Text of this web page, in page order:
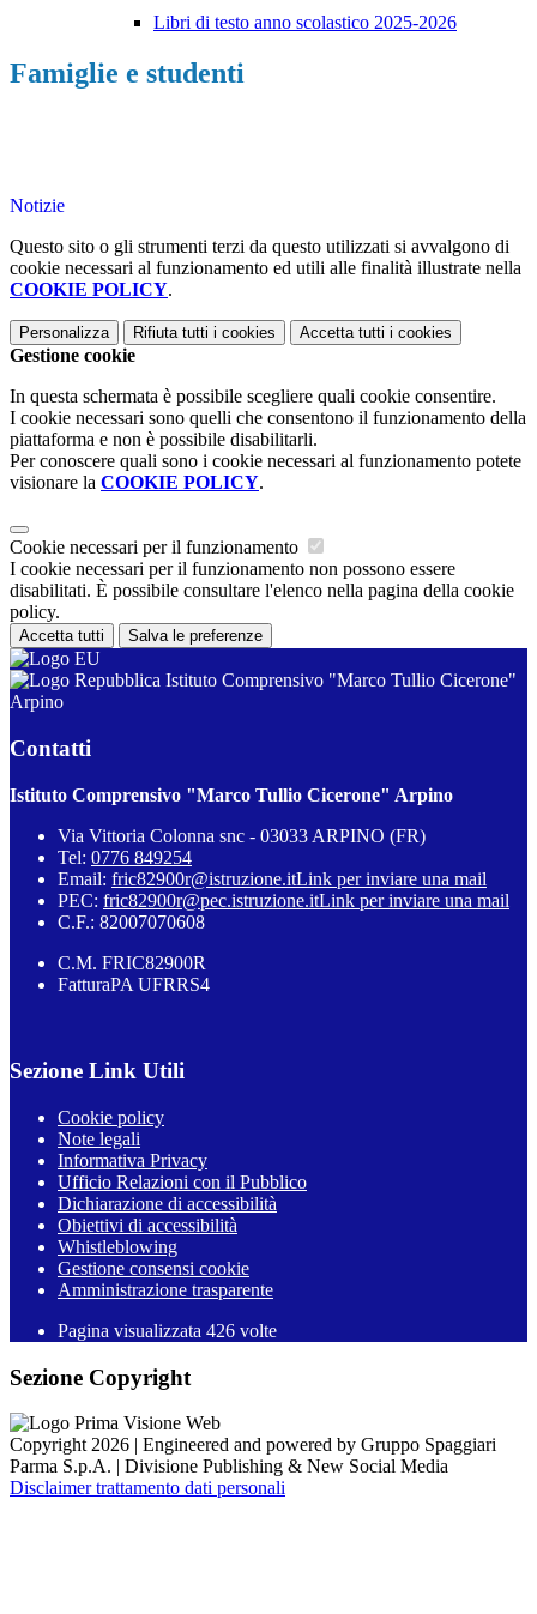
Libri di testo anno scolastico 2025-2026
Famiglie e studenti
Notizie
Questo sito o gli strumenti terzi da questo utilizzati si avvalgono di
cookie necessari al funzionamento ed utili alle finalità illustrate nella
COOKIE POLICY.
Personalizza Rifiuta tutti i cookies Accetta tutti i cookies
Gestione cookie
In questa schermata è possibile scegliere quali cookie consentire.
I cookie necessari sono quelli che consentono il funzionamento della
piattaforma e non è possibile disabilitarli.
Per conoscere quali sono i cookie necessari al funzionamento potete
visionare la COOKIE POLICY.
Cookie necessari per il funzionamento
I cookie necessari per il funzionamento non possono essere
disabilitati. È possibile consultare l'elenco nella pagina della cookie
policy.
Accetta tutti Salva le preferenze
Istituto Comprensivo "Marco Tullio Cicerone"
Arpino
Contatti
Istituto Comprensivo "Marco Tullio Cicerone" Arpino
Via Vittoria Colonna snc - 03033 ARPINO (FR)
Tel: 0776 849254
Email: fric82900r@istruzione.itLink per inviare una mail
PEC: fric82900r@pec.istruzione.itLink per inviare una mail
C.F.: 82007070608
C.M. FRIC82900R
FatturaPA UFRRS4
Sezione Link Utili
Cookie policy
Note legali
Informativa Privacy
Ufficio Relazioni con il Pubblico
Dichiarazione di accessibilità
Obiettivi di accessibilità
Whistleblowing
Gestione consensi cookie
Amministrazione trasparente
Pagina visualizzata 426 volte
Sezione Copyright
Copyright 2026 | Engineered and powered by Gruppo Spaggiari
Parma S.p.A. | Divisione Publishing & New Social Media
Disclaimer trattamento dati personali